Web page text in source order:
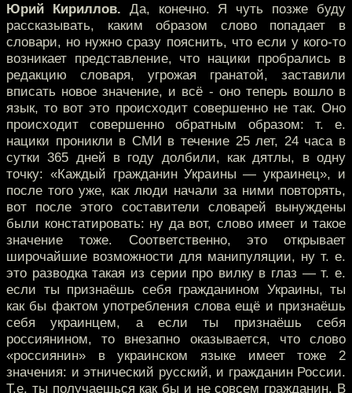
Юрий Кириллов. Да, конечно. Я чуть позже буду
рассказывать, каким образом слово попадает в
словари, но нужно сразу пояснить, что если у кого-то
возникает представление, что нацики пробрались в
редакцию словаря, угрожая гранатой, заставили
вписать новое значение, и всё - оно теперь вошло в
язык, то вот это происходит совершенно не так. Оно
происходит совершенно обратным образом: т. е.
нацики проникли в СМИ в течение 25 лет, 24 часа в
сутки 365 дней в году долбили, как дятлы, в одну
точку: «Каждый гражданин Украины — украинец», и
после того уже, как люди начали за ними повторять,
вот после этого составители словарей вынуждены
были констатировать: ну да вот, слово имеет и такое
значение тоже. Соответственно, это открывает
широчайшие возможности для манипуляции, ну т. е.
это разводка такая из серии про вилку в глаз — т. е.
если ты признаёшь себя гражданином Украины, ты
как бы фактом употребления слова ещё и признаёшь
себя украинцем, а если ты признаёшь себя
россиянином, то внезапно оказывается, что слово
«россиянин» в украинском языке имеет тоже 2
значения: и этнический русский, и гражданин России.
Т.е. ты получаешься как бы и не совсем гражданин. В